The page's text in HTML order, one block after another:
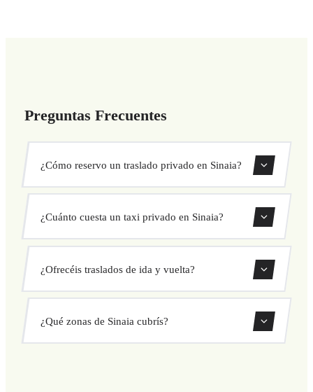
Preguntas Frecuentes
¿Cómo reservo un traslado privado en Sinaia?
Usa nuestro formulario de reserva para buscar y confirmar
tu traslado al instante. Elige recogida y destino, selecciona
¿Cuánto cuesta un taxi privado en Sinaia?
cerrado antes de salir. Sin cargos ocultos ni sorpresas.
Consulta tu precio al instante en el formulario.
¿Ofrecéis traslados de ida y vuelta?
directamente desde nuestro sistema de reservas.
¿Qué zonas de Sinaia cubrís?